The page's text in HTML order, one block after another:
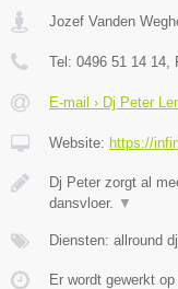
Jozef Vanden
Tel: 0496 51 14 14
E-mail › Dj Peter
Website: https://
Dj Peter zorgt al
dansvloer.
▼
Diensten: allround
Er wordt gewerkt op